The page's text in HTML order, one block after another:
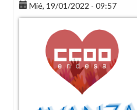
Mié, 19/01/2022 - 09:57